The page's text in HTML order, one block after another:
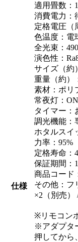
仕様
適用畳数：
消費電力：
定格電圧（
色温度：電
全光束：
演色性：
サイズ（約
重量（約）
素材：ポリ
常夜灯：
タイマー：
調光機能：
ホタルスイ
力率：95%
定格寿命：
保証期間：
商品コード
その他：フ
×2（別売）
※リモコン
※アダプタ
押してから